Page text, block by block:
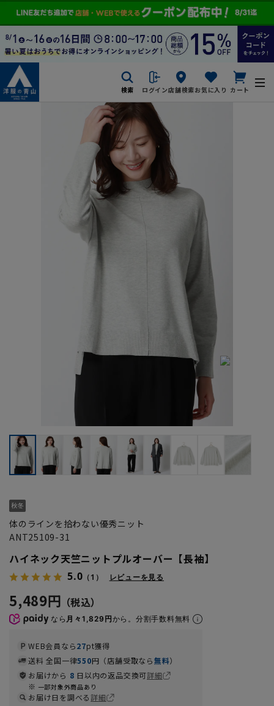
検索 ログイン店舗検索お気に入り カート
体のラインを拾わない優秀ニット
ANT25109-31
ハイネック天竺ニットプルオーバー【長袖】
5.0 （1） レビューを見る
5,489円
なら 月々1,829円から。分割手数料無料
WEB会員なら27pt獲得
送料 全国一律550円（店舗受取なら無料）
お届けから 8 日以内の返品交換可詳細
一部対象外商品あり
お届け日を調べる詳細